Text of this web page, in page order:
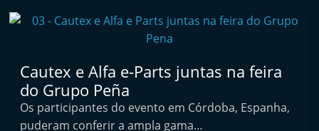
u
m
ó
v
Cautex e Alfa e-Parts juntas na feira
do Grupo Peña
Os participantes do evento em Córdoba, Espanha,
puderam conferir a ampla gama…